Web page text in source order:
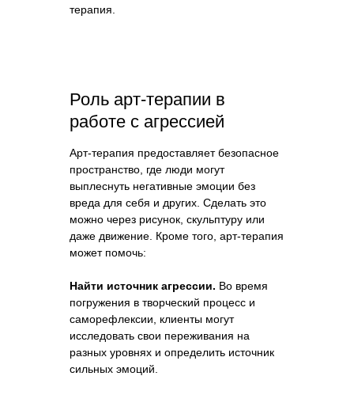
терапия.
Роль арт-терапии в
работе с агрессией
Арт-терапия предоставляет безопасное
пространство, где люди могут
выплеснуть негативные эмоции без
вреда для себя и других. Сделать это
можно через рисунок, скульптуру или
даже движение. Кроме того, арт-терапия
может помочь:
Найти источник агрессии. Во время
погружения в творческий процесс и
саморефлексии, клиенты могут
исследовать свои переживания на
разных уровнях и определить источник
сильных эмоций.